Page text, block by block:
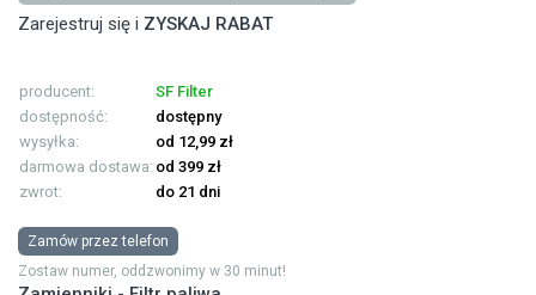
Zarejestruj się i ZYSKAJ RABAT
producent:
SF Filter
dostępność:
dostępny
wysyłka:
od 12,99 zł
darmowa dostawa: od 399 zł
zwrot:
do 21 dni
Zamów przez telefon
Zostaw numer, oddzwonimy w 30 minut!